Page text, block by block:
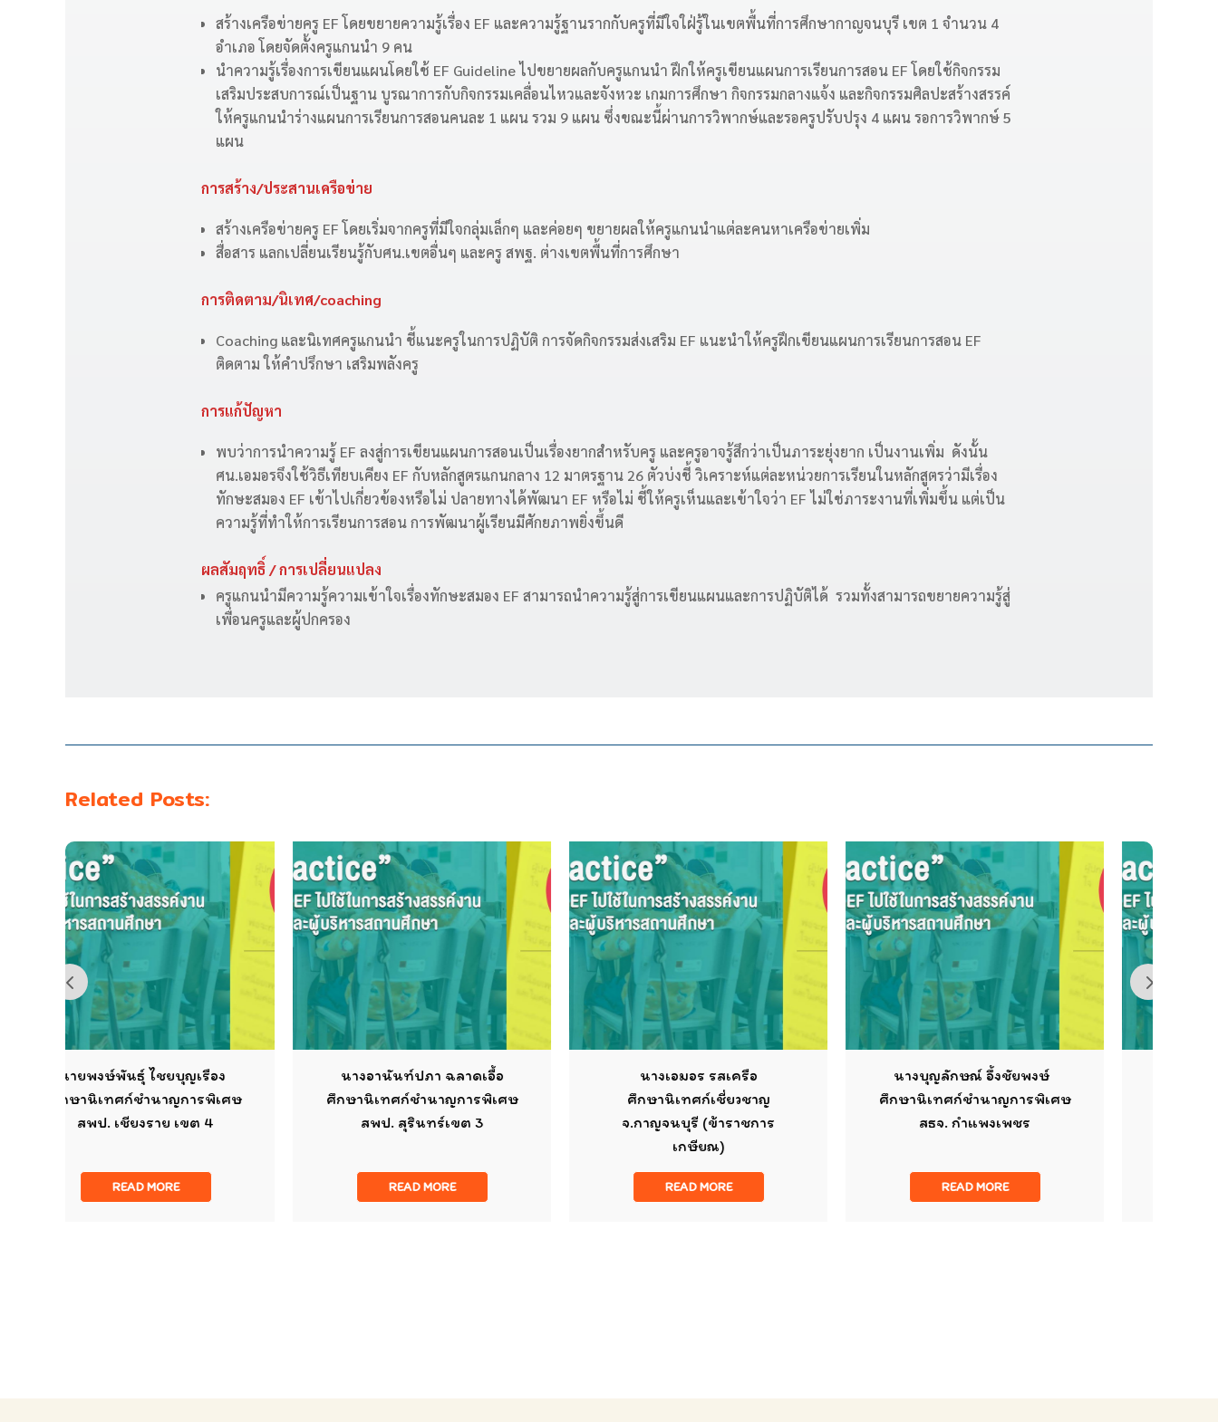
สร้างเครือข่ายครู EF โดยขยายความรู้เรื่อง EF และความรู้ฐานรากกับครูที่มีใจใฝ่รู้ในเขตพื้นที่การศึกษากาญจนบุรี เขต 1 จำนวน 4
อำเภอ โดยจัดตั้งครูแกนนำ 9 คน
นำความรู้เรื่องการเขียนแผนโดยใช้ EF Guideline ไปขยายผลกับครูแกนนำ ฝึกให้ครูเขียนแผนการเรียนการสอน EF โดยใช้กิจกรรม
เสริมประสบการณ์เป็นฐาน บูรณาการกับกิจกรรมเคลื่อนไหวและจังหวะ เกมการศึกษา กิจกรรมกลางแจ้ง และกิจกรรมศิลปะสร้างสรรค์
ให้ครูแกนนำร่างแผนการเรียนการสอนคนละ 1 แผน รวม 9 แผน ซึ่งขณะนี้ผ่านการวิพากษ์และรอครูปรับปรุง 4 แผน รอการวิพากษ์ 5
แผน
การสร้าง/ประสานเครือข่าย
สร้างเครือข่ายครู EF โดยเริ่มจากครูที่มีใจกลุ่มเล็กๆ และค่อยๆ ขยายผลให้ครูแกนนำแต่ละคนหาเครือข่ายเพิ่ม
สื่อสาร แลกเปลี่ยนเรียนรู้กับศน.เขตอื่นๆ และครู สพฐ. ต่างเขตพื้นที่การศึกษา
การติดตาม/นิเทศ/coaching
Coaching และนิเทศครูแกนนำ ชี้แนะครูในการปฏิบัติ การจัดกิจกรรมส่งเสริม EF แนะนำให้ครูฝึกเขียนแผนการเรียนการสอน EF
ติดตาม ให้คำปรึกษา เสริมพลังครู
การแก้ปัญหา
พบว่าการนำความรู้ EF ลงสู่การเขียนแผนการสอนเป็นเรื่องยากสำหรับครู และครูอาจรู้สึกว่าเป็นภาระยุ่งยาก เป็นงานเพิ่ม ดังนั้น
ศน.เอมอรจึงใช้วิธีเทียบเคียง EF กับหลักสูตรแกนกลาง 12 มาตรฐาน 26 ตัวบ่งชี้ วิเคราะห์แต่ละหน่วยการเรียนในหลักสูตรว่ามีเรื่อง
ทักษะสมอง EF เข้าไปเกี่ยวข้องหรือไม่ ปลายทางได้พัฒนา EF หรือไม่ ชี้ให้ครูเห็นและเข้าใจว่า EF ไม่ใช่ภาระงานที่เพิ่มขึ้น แต่เป็น
ความรู้ที่ทำให้การเรียนการสอน การพัฒนาผู้เรียนมีศักยภาพยิ่งขึ้นดี
ผลสัมฤทธิ์ / การเปลี่ยนแปลง
ครูแกนนำมีความรู้ความเข้าใจเรื่องทักษะสมอง EF สามารถนำความรู้สู่การเขียนแผนและการปฏิบัติได้ รวมทั้งสามารถขยายความรู้สู่
เพื่อนครูและผู้ปกครอง
Related Posts:
ารพิเศษ
นางอานันท์ปภา ฉลาดเอื้อ
ศึกษานิเทศก์ชำนาญการพิเศษ
สพป. สุรินทร์เขต 3
นางเอมอร รสเครือ
ศึกษานิเทศก์เชี่ยวชาญ
จ.กาญจนบุรี (ข้าราชการ
นางบุญลักษณ์ อึ้งชัยพงษ์
ศึกษานิเทศก์ชำนาญการพิเศษ
สธจ. กำแพงเพชร
นางอัจจชิญา สงวนศรีพิสุทธิ์
ศึกษานิเทศก์ชำนาญการพิเศษ